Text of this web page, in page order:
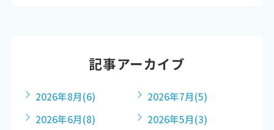
記事アーカイブ
2026年8月(6) 2026年7月(5)
2026年6月(8) 2026年5月(3)